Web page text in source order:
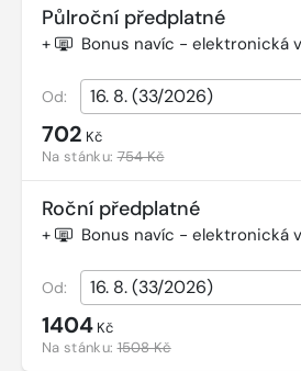
Půlroční předplatné
+ Bonus navíc - elektronická
Od:
702 Kč
Na stánku:754 Kč
Roční předplatné
+ Bonus navíc - elektronická
Od:
1404 Kč
Na stánku:1508 Kč